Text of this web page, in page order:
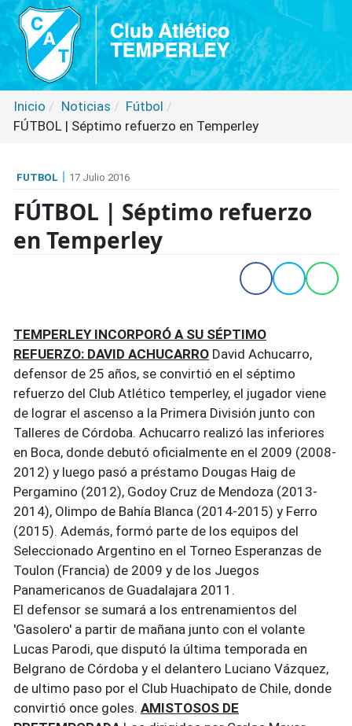
Inicio Noticias
Fútbol
FÚTBOL | Séptimo refuerzo en Temperley
FUTBOL 17 Julio 2016
FÚTBOL | Séptimo refuerzo
en Temperley
TEMPERLEY INCORPORÓ A SU SÉPTIMO
REFUERZO: DAVID ACHUCARRO David Achucarro,
defensor de 25 años, se convirtió en el séptimo
refuerzo del Club Atlético temperley, el jugador viene
de lograr el ascenso a la Primera División junto con
Talleres de Córdoba. Achucarro realizó las inferiores
en Boca, donde debutó oficialmente en el 2009 (2008-
2012) y luego pasó a préstamo Dougas Haig de
Pergamino (2012), Godoy Cruz de Mendoza (2013-
2014), Olimpo de Bahía Blanca (2014-2015) y Ferro
(2015). Además, formó parte de los equipos del
Seleccionado Argentino en el Torneo Esperanzas de
Toulon (Francia) de 2009 y de los Juegos
Panamericanos de Guadalajara 2011.
El defensor se sumará a los entrenamientos del
'Gasolero' a partir de mañana junto con el volante
Lucas Parodi, que disputó la última temporada en
Belgrano de Córdoba y el delantero Luciano Vázquez,
de ultimo paso por el Club Huachipato de Chile, donde
convirtió once goles. AMISTOSOS DE